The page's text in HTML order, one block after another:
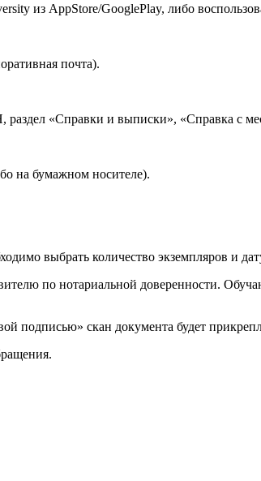
из AppStore/GooglePlay, либо
почта).
«Справки и выписки», «Справка с
на бумажном носителе).
выбрать количество экземпляров и
по нотариальной доверенности.
подписью» скан документа будет